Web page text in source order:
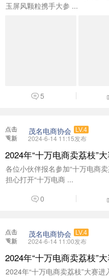
玉屏风颗粒携手大参 ...
5
点击
重新
茂名电商协会 LV.4
2024-6-14 11:15发布
2024年“十万电商卖荔枝”
各位小伙伴报名参加“十万电商
担心打开“十万电商 ...
0
点击
重新
茂名电商协会 LV.4
2024-6-14 11:00发布
2024年“十万电商卖荔枝”
2024年“十万电商卖荔枝”大赛